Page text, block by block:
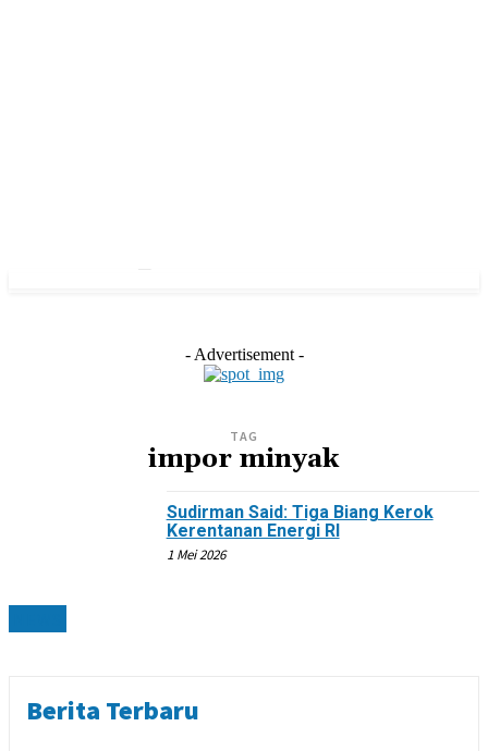
- Advertisement -
TAG
impor minyak
Sudirman Said: Tiga Biang Kerok
Kerentanan Energi RI
1 Mei 2026
Berita Terbaru